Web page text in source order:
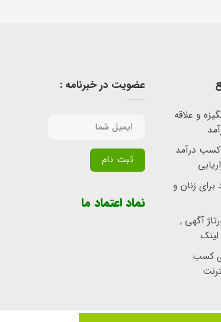
و علاقه
کسب درآمد
زنان و
آگهی ,
کسب
عضویت در خبرنامه :
نماد اعتماد ما